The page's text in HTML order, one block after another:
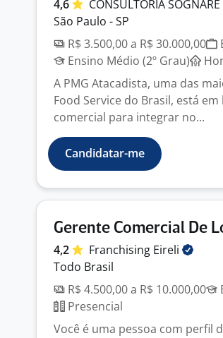
4,6 CONSULTORIASOGNARE
São Paulo - SP
R$ 3.500,00 a R$ 30.000,00
Ensino Médio (2º Grau)
A PMG Atacadista, uma das
Food Service do Brasil, está
comercial para integrar no...
Candidatar-me
Gerente Comercial De
4,2 Franchising Eireli
Todo Brasil
R$ 4.500,00 a R$ 10.000,00
Presencial
Você é uma pessoa com perfil